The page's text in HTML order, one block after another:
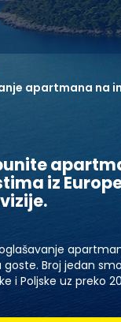
apartmana na
iz
Broj jedan
i Poljske uz preko